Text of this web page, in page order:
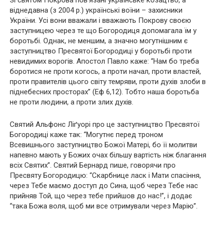
віднедавна (з 2004 р.) українські воїни – захисники
України. Усі вони вважали і вважають Покрову своєю
заступницею через те що Богородиця допомагала їм у
боротьбі. Однак, не меншим, а значно могутнішним є
заступництво Пресвятої Богородиці у боротьбі проти
невидимих ворогів. Апостол Павло каже: “Нам бо треба
боротися не проти когось, а проти начал, проти властей,
проти правителів цього світу темряви, проти духів злоби в
піднебесних просторах” (Еф 6,12). Тобто наша боротьба
не проти людини, а проти злих духів.
Святий Альфонс Ліґуорі про це заступництво Пресвятої
Богородиці каже так: “Могутнє перед троном
Всевишнього заступництво Божої Матері, бо її молитви
напевно мають у Божих очах більшу вартість ніж благання
всіх Святих”. Святий Бернард пише, говорячи про
Пресвяту Богородицю: “Скарбнице ласк і Мати спасіння,
через Тебе маємо доступ до Сина, щоб через Тебе нас
прийняв Той, що через тебе прийшов до нас!”, і додає
“така Божа воля, щоб ми все отримували через Марію”.